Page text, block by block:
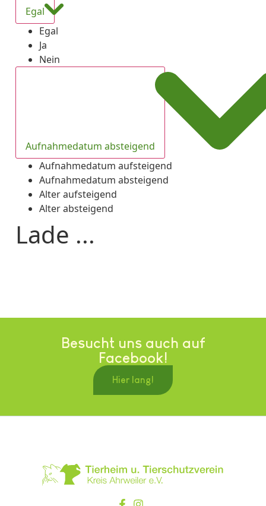
Egal
Egal
Ja
Nein
Aufnahmedatum absteigend
Aufnahmedatum aufsteigend
Aufnahmedatum absteigend
Alter aufsteigend
Alter absteigend
Lade ...
Besucht uns auch auf
Facebook!
Hier lang!